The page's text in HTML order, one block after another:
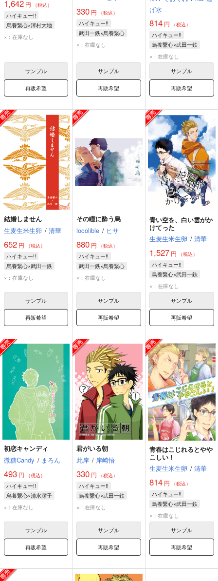
1,642 円 （税込）
ハイキュー!!
烏養繋心×澤村大地
烏養繋心
×：在庫なし
サンプル
再販希望
330 円 （税込）
ハイキュー!!
武田一鉄×烏養繋心
烏養繋心
×：在庫なし
サンプル
再販希望
げ水
814円 （税込）
ハイキュー!!
烏養繋心×武田一鉄
烏養繋心
×：在庫なし
サンプル
再販希望
結婚しません
生麦生米生卵 / 清華
652 円 （税込）
ハイキュー!!
烏養繋心×武田一鉄
烏養繋心
×：在庫なし
サンプル
再販希望
その瞳に酔う烏
locolible / ヒサ
880 円 （税込）
ハイキュー!!
武田一鉄×烏養繋心
烏養繋心
×：在庫なし
サンプル
再販希望
青い空を、白い雲がか
けてった
生麦生米生卵 / 清華
1,527円 （税込）
ハイキュー!!
烏養繋心×武田一鉄
烏養繋心
×：在庫なし
サンプル
再販希望
初恋キャンディ
微糖Candy / まろん
493 円 （税込）
ハイキュー!!
烏養繋心×清水潔子
烏養繋心
×：在庫なし
サンプル
再販希望
君がいる朝
此岸 / 岸崎悟
330 円 （税込）
ハイキュー!!
烏養繋心×武田一鉄
烏養繋心
×：在庫なし
サンプル
再販希望
青春はこじれるとやや
こしい！
生麦生米生卵 / 清華
814円 （税込）
ハイキュー!!
烏養繋心×武田一鉄
烏養繋心
嶋田誠
×：在庫なし
サンプル
再販希望